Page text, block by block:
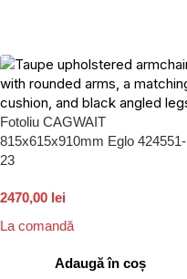
Fotoliu CAGWAIT
815x615x910mm Eglo 424551-
23
2470,00 lei
La comandă
Adaugă în coș